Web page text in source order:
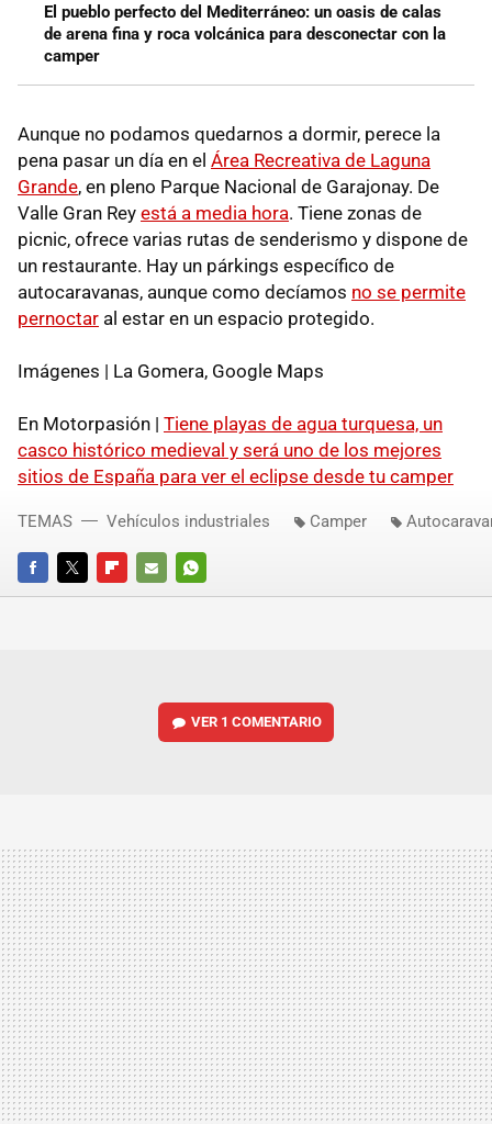
El pueblo perfecto del Mediterráneo: un oasis de calas
de arena fina y roca volcánica para desconectar con la
camper
Aunque no podamos quedarnos a dormir, perece la
pena pasar un día en el Área Recreativa de Laguna
Grande, en pleno Parque Nacional de Garajonay. De
Valle Gran Rey está a media hora. Tiene zonas de
picnic, ofrece varias rutas de senderismo y dispone de
un restaurante. Hay un párkings específico de
autocaravanas, aunque como decíamos no se permite
pernoctar al estar en un espacio protegido.
Imágenes | La Gomera, Google Maps
En Motorpasión | Tiene playas de agua turquesa, un
casco histórico medieval y será uno de los mejores
sitios de España para ver el eclipse desde tu camper
FACEBOOKTWITTERFLIPBOARD
E-
WHATSAPP
TEMAS Vehículos industriales Camper
VER 1 COMENTARIO